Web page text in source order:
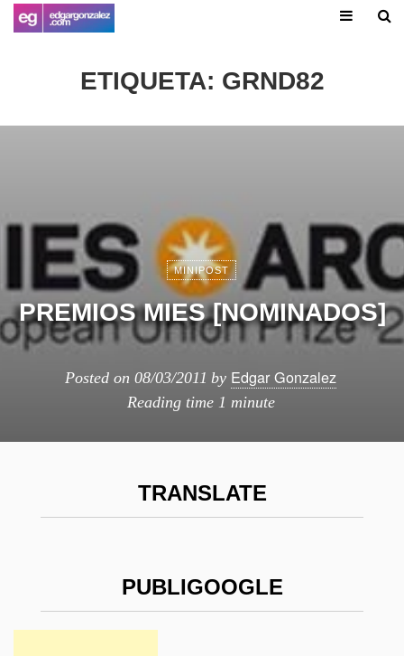
ETIQUETA: GRND82
MINIPOST
PREMIOS MIES [NOMINADOS]
Posted on 08/03/2011 by Edgar Gonzalez
Reading time 1 minute
TRANSLATE
PUBLIGOOGLE